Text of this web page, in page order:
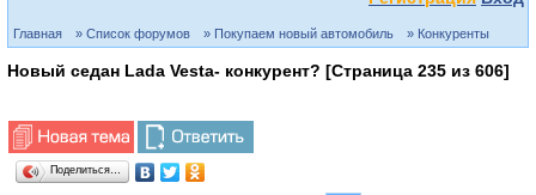
Главная » Список форумов » Покупаем новый автомобиль » Конкуренты
Новый седан Lada Vesta- конкурент? [Страница 235 из 606]
Поделиться…